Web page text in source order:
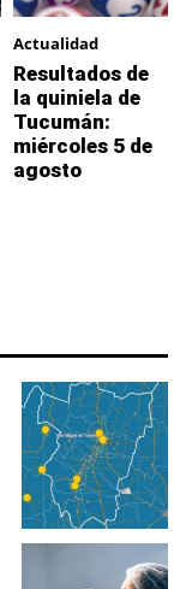
Actualidad
Resultados de
la quiniela de
Tucumán:
miércoles 5 de
agosto